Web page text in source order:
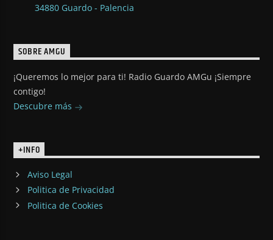
34880 Guardo - Palencia
SOBRE AMGU
¡Queremos lo mejor para ti! Radio Guardo AMGu ¡Siempre
contigo!
Descubre más
+INFO
Aviso Legal
Politica de Privacidad
Politica de Cookies